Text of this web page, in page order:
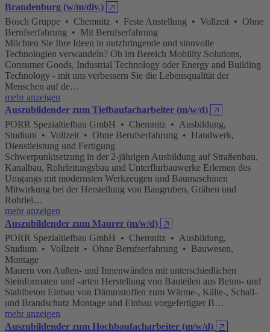
Brandenburg (w/m/div.) 🡥
Bosch Gruppe • Chemnitz • Feste Anstellung • Vollzeit • Ohne
Berufserfahrung • Mit Berufserfahrung
Möchten Sie Ihre Ideen in nutzbringende und sinnvolle
Technologien verwandeln? Ob im Bereich Mobility Solutions,
Consumer Goods, Industrial Technology oder Energy and Building
Technology - mit uns verbessern Sie die Lebensqualität der
Menschen auf de…
mehr anzeigen
Auszubildender zum Tiefbaufacharbeiter (m/w/d) 🡥
PORR Spezialtiefbau GmbH • Chemnitz • Ausbildung,
Studium • Vollzeit • Ohne Berufserfahrung • Handwerk,
Dienstleistung und Fertigung
Schwerpunktsetzung in der 2-jährigen Ausbildung auf Straßenbau,
Kanalbau, Rohrleitungsbau und Unterflurbauwerke Erlernen des
Umgangs mit modernsten Werkzeugen und Baumaschinen
Mitwirkung bei der Herstellung von Baugruben, Gräben und
Rohrlei…
mehr anzeigen
Auszubildender zum Maurer (m/w/d) 🡥
PORR Spezialtiefbau GmbH • Chemnitz • Ausbildung,
Studium • Vollzeit • Ohne Berufserfahrung • Bauwesen,
Montage
Mauern von Außen- und Innenwänden mit unterschiedlichen
Steinformaten und -arten Herstellung von Bauteilen aus Beton- und
Stahlbeton Einbau von Dämmstoffen zum Wärme-, Kälte-, Schall-
und Brandschutz Montage und Einbau vorgefertigter B…
mehr anzeigen
Auszubildender zum Hochbaufacharbeiter (m/w/d) 🡥